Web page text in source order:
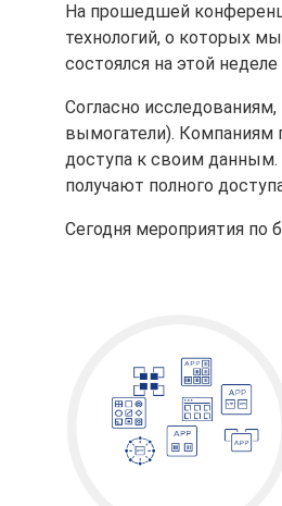
На прошедшей
технологий, о которых
состоялся на этой неделе
Согласно
вымогатели). Компаниям
доступа к своим
получают полного
Сегодня мероприятия по